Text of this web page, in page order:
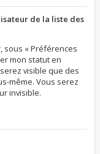
de la liste des
sous « Préférences
mon statut en
visible que des
même. Vous serez
invisible.